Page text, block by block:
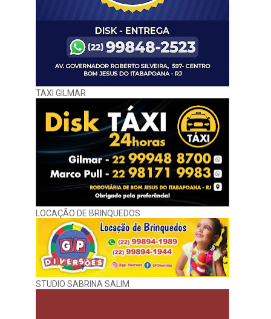
TAXI GILMAR
LOCAÇÃO DE BRINQUEDOS
STUDIO SABRINA SALIM